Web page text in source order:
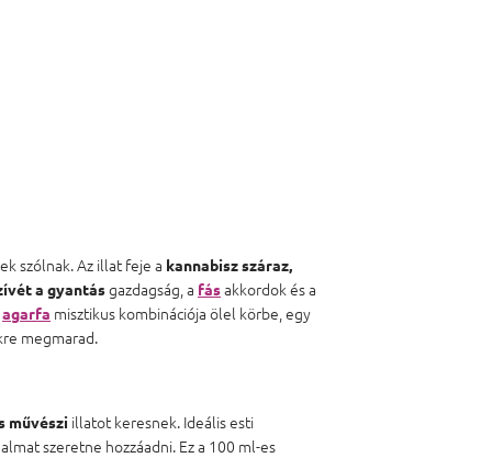
szólnak. Az illat feje a kannabiszszáraz,
a gyantásgazdagság, a fásakkordok és a
agarfa misztikus kombinációja ölel körbe, egy
megmarad.
művészi illatot keresnek. Ideális esti
szeretne hozzáadni. Ez a 100 ml-es